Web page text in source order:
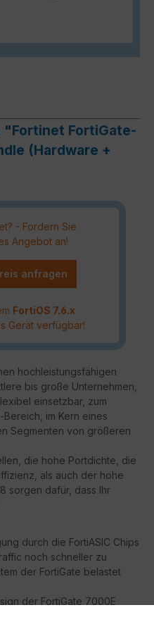
FortiGate-
(Hardware +
- Fordern Sie
Angebot an!
anfragen
FortiOS 7.6.x
Gerät verfügbar!
hochleistungsfähigen
bis große Unternehmen,
einsetzbar, zum
im Kern eines
Segmenten von größeren
die hohe Portdichte, die
als auch der hohe
sorgen dafür, dass Ihr
durch die FortiASIC Chips
noch schneller zu
der FortiGate belastet
der FortiGate 7000E